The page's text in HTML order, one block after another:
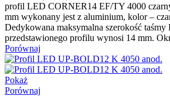
profil LED CORNER14 EF/TY 4000
mm wykonany jest z aluminium, kolor –
Dedykowana maksymalna szerokość taśmy
przedstawionego profilu wynosi 14 mm.
Porównaj
Pokaż
Porównaj